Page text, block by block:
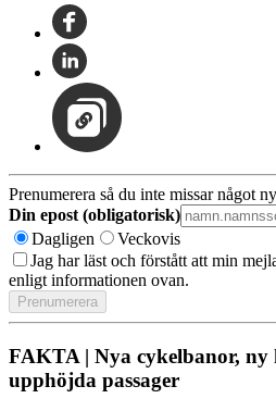
Prenumerera så du inte missar något
Din epost (obligatorisk)
Dagligen
Veckovis
Jag har läst och förstått att min
enligt informationen ovan.
FAKTA | Nya cykelbanor, ny
upphöjda passager